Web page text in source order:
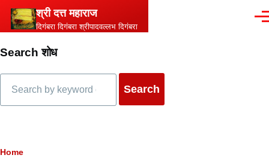
Skip to main content
श्री दत्त महाराज
दिगंबरा दिगंबरा श्रीपादवल्लभ दिगंबरा
Search शोध
Breadcrumb
Home